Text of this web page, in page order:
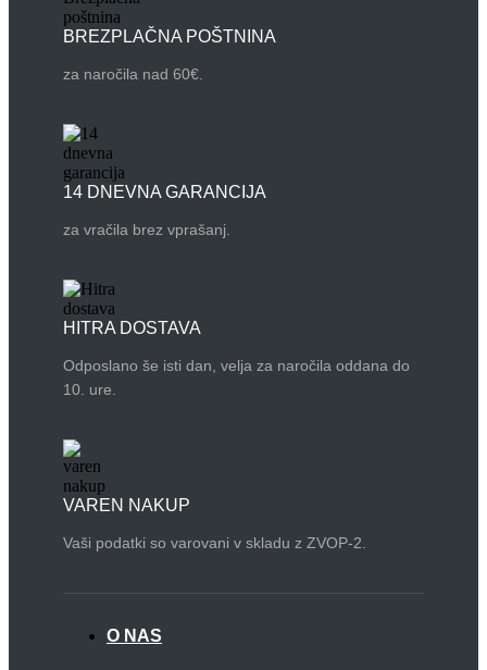
BREZPLAČNA POŠTNINA
za naročila nad 60€.
14 DNEVNA GARANCIJA
za vračila brez vprašanj.
HITRA DOSTAVA
Odposlano še isti dan, velja za naročila oddana do
10. ure.
VAREN NAKUP
Vaši podatki so varovani v skladu z ZVOP-2.
O NAS